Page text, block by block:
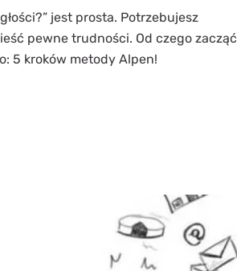
jest prosta. Potrzebujesz
pewne trudności. Od czego zacząć
5 kroków metody Alpen!